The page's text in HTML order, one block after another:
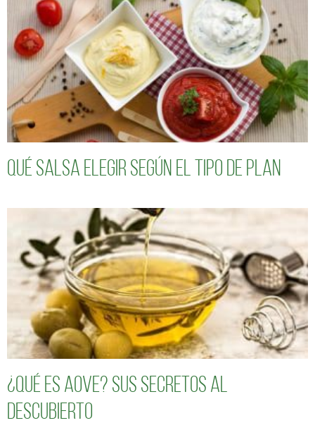
Qué salsa elegir según el tipo de plan
¿Qué es AOVE? Sus secretos al
descubierto